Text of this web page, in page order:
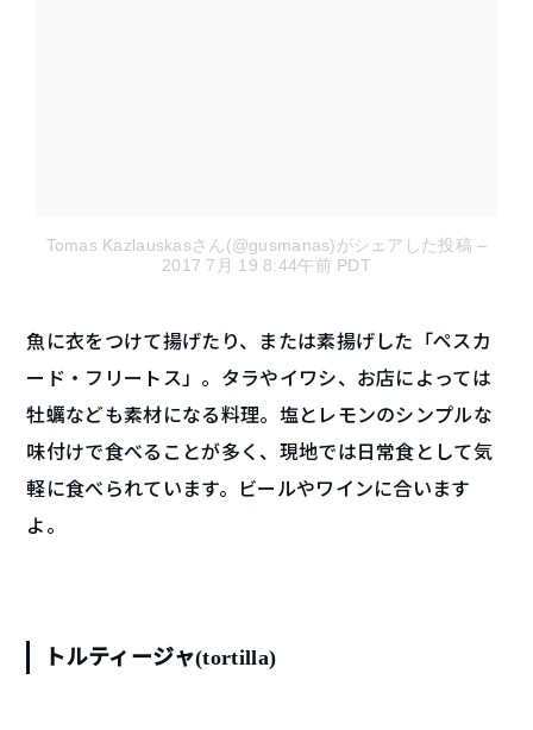
Tomas Kazlauskasさん(@gusmanas)がシェアした投稿 –
2017 7月 19 8:44午前 PDT
魚 に衣をつけて揚げたり、または素揚げした「ペスカ
ード・フリートス」。タラやイワシ、お店によっては
牡蠣なども素材になる料理。塩とレモンのシンプルな
味付けで食べることが多く、現地では日常食として気
軽に食べられています。ビールやワインに合います
よ。
トルティージャ(tortilla)